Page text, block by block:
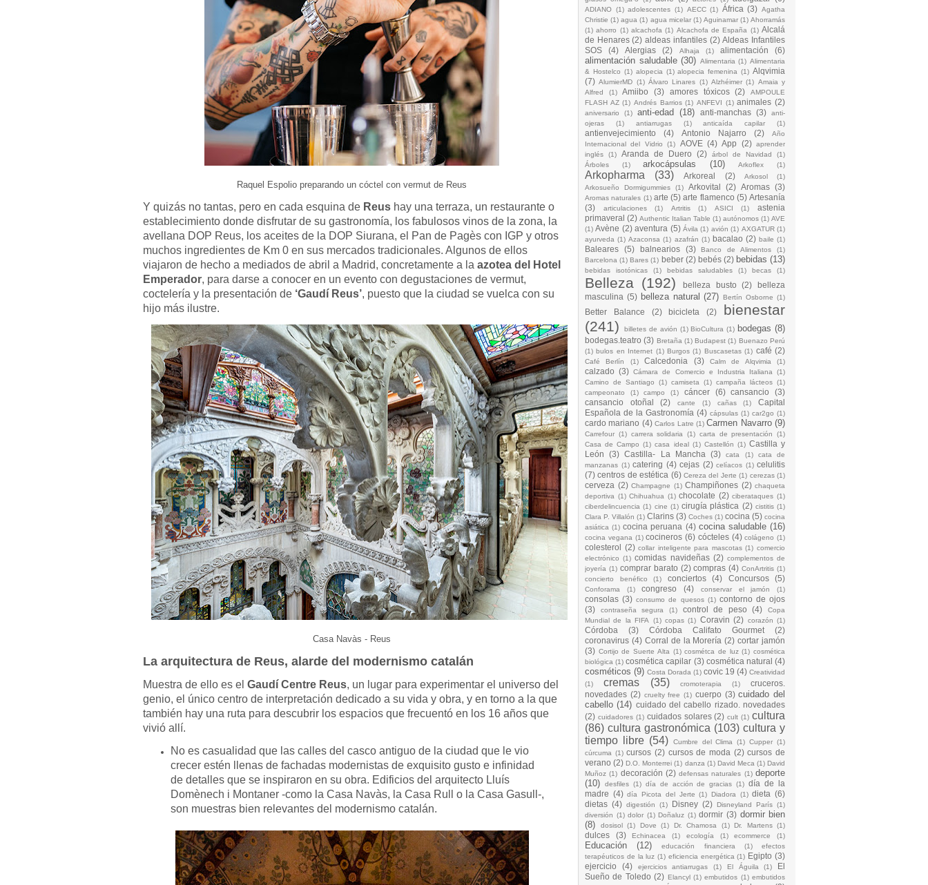
Raquel Espolio preparando un cóctel con vermut de Reus
Y quizás no tantas, pero en cada esquina de Reus hay una terraza, un restaurante o
establecimiento donde disfrutar de su gastronomía, los fabulosos vinos de la zona, la
avellana DOP Reus, los aceites de la DOP Siurana, el Pan de Pagès con IGP y otros
muchos ingredientes de Km 0 en sus mercados tradicionales. Algunos de ellos
viajaron de hecho a mediados de abril a Madrid, concretamente a la azotea del Hotel
Emperador, para darse a conocer en un evento con degustaciones de vermut,
coctelería y la presentación de ‘Gaudí Reus’, puesto que la ciudad se vuelca con su
hijo más ilustre.
Casa Navàs - Reus
La arquitectura de Reus, alarde del modernismo catalán
Muestra de ello es el Gaudí Centre Reus, un lugar para experimentar el universo del
genio, el único centro de interpretación dedicado a su vida y obra, y en torno a la que
también hay una ruta para descubrir los espacios que frecuentó en los 16 años que
vivió allí.
No es casualidad que las calles del casco antiguo de la ciudad que le vio
crecer estén llenas de fachadas modernistas de exquisito gusto e infinidad
de detalles que se inspiraron en su obra. Edificios del arquitecto Lluís
Domènech i Montaner -como la Casa Navàs, la Casa Rull o la Casa Gasull-,
son muestras bien relevantes del modernismo catalán.
ADIANO (1) adolescentes (1) AECC (1) África (3) Agatha
Christie (1) agua (1) agua micelar (1) Aguinamar (1) Ahorramás
(1) ahorro (1) alcachofa (1) Alcachofa de España (1) Alcalá
de Henares (2) aldeas infantiles (2) Aldeas Infantiles
SOS
(4) Alergias (2) Alhaja (1) alimentación (6)
alimentación saludable (30) Alimentaria (1) Alimentaria
& Hostelco (1) alopecia (1) alopecia femenina (1) Alqvimia
(7) AlumierMD (1) Álvaro Linares (1) Alzhéimer (1) Amaia y
Alfred
(1) Amiibo (3) amores tóxicos (2)
AMPOULE
FLASH AZ (1) Andrés Barrios (1) ANFEVI (1) animales (2)
aniversario (1) anti-edad (18) anti-manchas (3)
anti-
ojeras
(1) antiarrugas (1) anticaída capilar (1)
antienvejecimiento (4) Antonio Najarro (2)
Año
Internacional del Vidrio
(1) AOVE (4) App (2) aprender
inglés
(1) Aranda de Duero (2) árbol de Navidad
(1)
Árboles
(1) arkocápsulas (10) Arkoflex (1)
Arkopharma (33) Arkoreal (2) Arkosol
(1)
Arkosueño Dormigummies
(1) Arkovital (2) Aromas (3)
Aromas naturales (1) arte (5) arte flamenco (5) Artesanía
(3)
articulaciones (1) Artritis (1) ASICI (1)
astenia
primaveral (2) Authentic Italian Table (1) autónomos (1) AVE
(1) Avène (2) aventura (5) Ávila (1) avión (1) AXGATUR (1)
ayurveda (1) Azaconsa (1) azafrán (1) bacalao (2) baile (1)
Baleares (5) balnearios (3) Banco de Alimentos
(1)
Barcelona (1) Bares (1) beber (2) bebés (2) bebidas (13)
bebidas isotónicas (1) bebidas saludables (1) becas (1)
Belleza (192) belleza busto (2)
belleza
masculina (5) belleza natural (27) Bertín Osborne (1)
Better Balance (2) bicicleta (2)
bienestar
(241)
billetes de avión (1) BioCultura (1) bodegas (8)
bodegas.teatro (3) Bretaña (1) Budapest (1) Buenazo Perú
(1) bulos en Internet (1) Burgos (1) Buscasetas (1) café (2)
Café Berlín (1) Calcedonia (3) Calm de Alqvimia (1)
calzado (3) Cámara de Comercio e Industria Italiana (1)
Camino de Santiago
(1) camiseta (1) campaña lácteos (1)
campeonato
(1) campo (1) cáncer (6) cansancio
(3)
cansancio otoñal
(2) cante (1) cañas (1)
Capital
Española de la Gastronomía (4) cápsulas (1) car2go (1)
cardo mariano (4) Carlos Latre (1) Carmen Navarro (9)
Carrefour (1) carrera solidaria (1) carta de presentación
(1)
Casa de Campo (1) casa ideal (1) Castellón (1) Castilla y
León
(3) Castilla- La Mancha (3) cata (1)
cata de
manzanas (1) catering (4) cejas (2) celíacos (1) celulitis
(7) centros de estética (6) Cereza del Jerte (1) cerezas (1)
cerveza (2) Champagne (1) Champiñones (2) chaqueta
deportiva (1) Chihuahua (1) chocolate (2) ciberataques (1)
ciberdelincuencia (1) cine (1) cirugía plástica (2) cistitis (1)
Clara P. Villalón (1) Clarins (3) Coches (1) cocina (5) cocina
asiática (1) cocina peruana (4) cocina saludable (16)
cocina vegana (1) cocineros (6) cócteles (4) colágeno (1)
colesterol (2) collar inteligente para mascotas (1) comercio
electrónico (1) comidas navideñas (2) complementos de
joyería (1) comprar barato (2) compras (4) ConArtritis (1)
concierto benéfico
(1) conciertos (4) Concursos (5)
Conforama (1) congreso (4) conservar el jamón (1)
consolas (3) consumo de quesos (1) contorno de ojos
(3)
contraseña segura (1) control de peso (4)
Copa
Mundial de la FIFA (1) copas (1) Coravin (2) corazón (1)
Córdoba (3) Córdoba Califato Gourmet
(2)
coronavirus (4) Corral de la Morería (2) cortar jamón
(3) Cortijo de Suerte Alta (1) cosmétca de luz (1) cosmética
biológica (1) cosmética capilar (3) cosmética natural (4)
cosméticos (9) Costa Dorada (1) covic 19 (4) Creatividad
(1)
cremas (35) cromoterapia (1)
cruceros.
novedades (2) cruelty free (1) cuerpo (3) cuidado del
cabello (14) cuidado del cabello rizado. novedades
(2) cuidadores (1) cuidados solares (2) cult (1) cultura
(86) cultura gastronómica (103) cultura y
tiempo libre (54) Cumbre del Clima (1) Cupper (1)
cúrcuma (1) cursos (2) cursos de moda (2) cursos de
verano (2) D.O. Monterrei (1) danza (1) David Meca (1) David
Muñoz (1) decoración (2) defensas naturales (1) deporte
(10)
desfiles (1) día de acción de gracias (1) día de la
madre (4) día Picota del Jerte (1) Diadora (1) dieta (6)
dietas (4) digestión (1) Disney (2) Disneyland París (1)
diversión (1) dolor (1) Doñaluz (1) dormir (3) dormir bien
(8)
dosisol (1) Dove (1) Dr. Chamosa (1) Dr. Martens (1)
dulces (3) Echinacea (1) ecología (1) ecommerce (1)
Educación (12) educación financiera (1)
efectos
terapéuticos de la luz (1) eficiencia energética (1) Egipto (3)
ejercicio
(4) ejercicios antiarrugas (1) El Águila (1)
El
Sueño de Toledo (2) Elancyl (1) embutidos (1) embutidos